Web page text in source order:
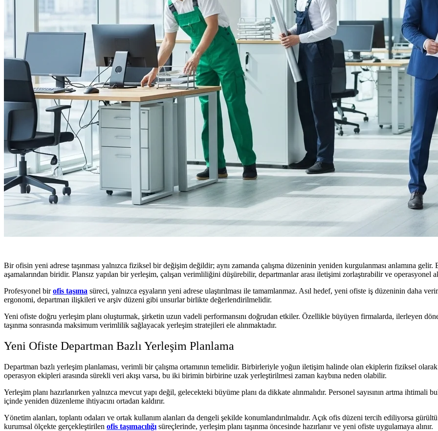
Bir ofisin yeni adrese taşınması yalnızca fiziksel bir değişim değildir; aynı zamanda çalışma düzeninin yeniden kurgulanması anlamına
aşamalarından biridir. Plansız yapılan bir yerleşim, çalışan verimliliğini düşürebilir, departmanlar arası iletişimi zorlaştırabilir ve operasyonel
Profesyonel birofis taşıma süreci, yalnızca eşyaların yeni adrese ulaştırılması ile tamamlanmaz. Asıl hedef, yeni ofiste iş düzeninin daha
ergonomi, departman ilişkileri ve arşiv düzeni gibi unsurlar birlikte değerlendirilmelidir.
Yeni ofiste doğru yerleşim planı oluşturmak, şirketin uzun vadeli performansını doğrudan etkiler. Özellikle büyüyen firmalarda, ilerleyen
taşınma sonrasında maksimum verimlilik sağlayacak yerleşim stratejileri ele alınmaktadır.
Yeni Ofiste Departman Bazlı Yerleşim Planlama
Departman bazlı yerleşim planlaması, verimli bir çalışma ortamının temelidir. Birbirleriyle yoğun iletişim halinde olan ekiplerin fiziksel olarak
operasyon ekipleri arasında sürekli veri akışı varsa, bu iki birimin birbirine uzak yerleştirilmesi zaman kaybına neden olabilir.
Yerleşim planı hazırlanırken yalnızca mevcut yapı değil, gelecekteki büyüme planı da dikkate alınmalıdır. Personel sayısının artma ihtimali
içinde yeniden düzenleme ihtiyacını ortadan kaldırır.
Yönetim alanları, toplantı odaları ve ortak kullanım alanları da dengeli şekilde konumlandırılmalıdır. Açık ofis düzeni tercih ediliyorsa
kurumsal ölçekte gerçekleştirilen ofis taşımacılığı süreçlerinde, yerleşim planı taşınma öncesinde hazırlanır ve yeni ofiste uygulamaya alınır.